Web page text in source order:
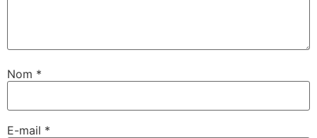
Nom *
E-mail *